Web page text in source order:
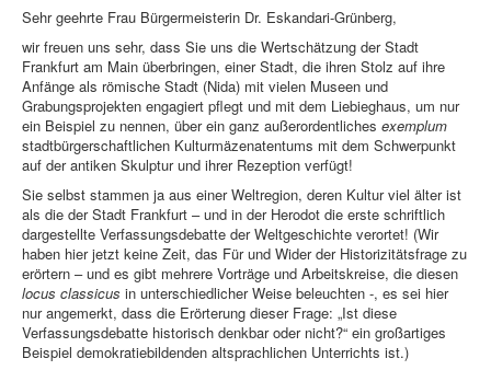
Sehr geehrte Frau Bürgermeisterin Dr. Eskandari-Grünberg,
wir freuen uns sehr, dass Sie uns die Wertschätzung der Stadt
Frankfurt am Main überbringen, einer Stadt, die ihren Stolz auf ihre
Anfänge als römische Stadt (Nida) mit vielen Museen und
Grabungsprojekten engagiert pflegt und mit dem Liebieghaus, um nur
ein Beispiel zu nennen, über ein ganz außerordentliches exemplum
stadtbürgerschaftlichen Kulturmäzenatentums mit dem Schwerpunkt
auf der antiken Skulptur und ihrer Rezeption verfügt!
Sie selbst stammen ja aus einer Weltregion, deren Kultur viel älter ist
als die der Stadt Frankfurt – und in der Herodot die erste schriftlich
dargestellte Verfassungsdebatte der Weltgeschichte verortet! (Wir
haben hier jetzt keine Zeit, das Für und Wider der Historizitätsfrage zu
erörtern – und es gibt mehrere Vorträge und Arbeitskreise, die diesen
locus classicus in unterschiedlicher Weise beleuchten -, es sei hier
nur angemerkt, dass die Erörterung dieser Frage: „Ist diese
Verfassungsdebatte historisch denkbar oder nicht?“ ein großartiges
Beispiel demokratiebildenden altsprachlichen Unterrichts ist.)